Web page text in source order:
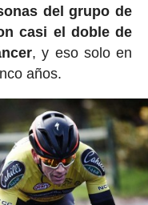
del grupo de
casi el doble de
, y eso solo en
años.